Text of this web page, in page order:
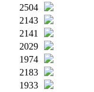
2504
2143
2141
2029
1974
2183
1933